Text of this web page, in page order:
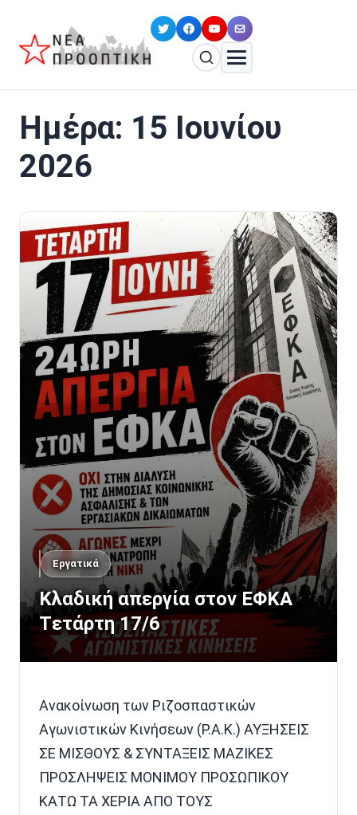
Ημέρα: 15 Ιουνίου
2026
Εργατικά
Κλαδική απεργία στον ΕΦΚΑ
Tετάρτη 17/6
Ανακοίνωση των Ριζοσπαστικών
Αγωνιστικών Κινήσεων (Ρ.Α.Κ.) ΑΥΞΗΣΕΙΣ
ΣΕ ΜΙΣΘΟΥΣ & ΣΥΝΤΑΞΕΙΣ ΜΑΖΙΚΕΣ
ΠΡΟΣΛΗΨΕΙΣ ΜΟΝΙΜΟΥ ΠΡΟΣΩΠΙΚΟΥ
ΚΑΤΩ ΤΑ ΧΕΡΙΑ ΑΠΟ ΤΟΥΣ